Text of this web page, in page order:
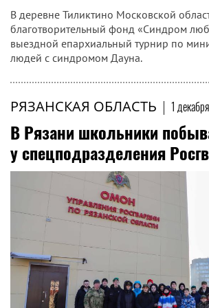
В деревне Тиликтино Московской
благотворительный фонд «Синдром
выездной епархиальный турнир по
людей с синдромом Дауна.
РЯЗАНСКАЯ ОБЛАСТЬ | 1
В Рязани школьники
у спецподразделения